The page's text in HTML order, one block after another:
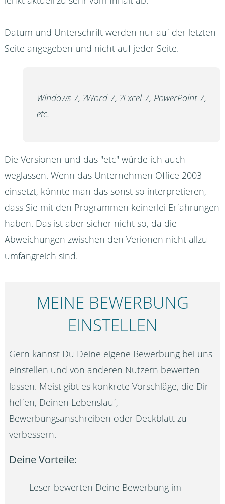
Datum und Unterschrift werden nur auf der letzten
Seite angegeben und nicht auf jeder Seite.
Windows 7, ?Word 7, ?Excel 7, PowerPoint 7,
etc.
Die Versionen und das "etc" würde ich auch
weglassen. Wenn das Unternehmen Office 2003
einsetzt, könnte man das sonst so interpretieren,
dass Sie mit den Programmen keinerlei Erfahrungen
haben. Das ist aber sicher nicht so, da die
Abweichungen zwischen den Verionen nicht allzu
umfangreich sind.
MEINE BEWERBUNG
EINSTELLEN
Gern kannst Du Deine eigene Bewerbung bei uns
einstellen und von anderen Nutzern bewerten
lassen. Meist gibt es konkrete Vorschläge, die Dir
helfen, Deinen Lebenslauf,
Bewerbungsanschreiben oder Deckblatt zu
verbessern.
Deine Vorteile:
Leser bewerten Deine Bewerbung im